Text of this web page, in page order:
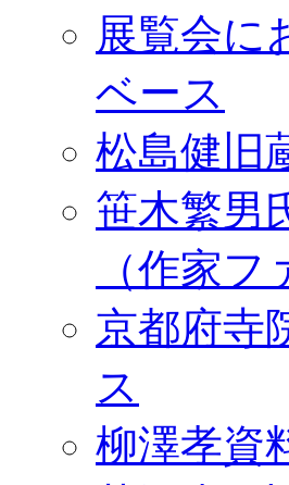
展覧会に
ベース
松島健旧
笹木繁男
（作家フ
京都府寺
ス
柳澤孝資